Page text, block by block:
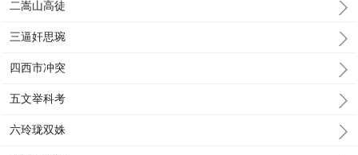
二嵩山高徒
三逼奸思琬
四西市冲突
五文举科考
六玲珑双姝